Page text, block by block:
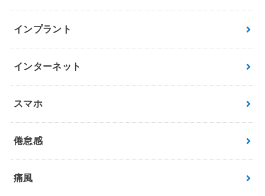
インプラント
インターネット
スマホ
倦怠感
痛風